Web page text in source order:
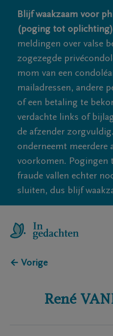
Blijf waakzaam voor
(poging tot
meldingen over valse
zogezegde
mom van een
mailadressen, andere
of een betaling te
verdachte links of
de afzender
onderneemt meerdere
voorkomen. Pogingen
fraude vallen echter
sluiten, dus blijf
← Vorige
René